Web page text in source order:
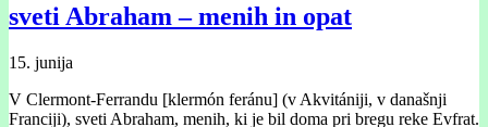
sveti Abraham – menih in opat
15. junija
V Clermont-Ferrandu [klermón feránu] (v Akvitániji, v današnji
Franciji), sveti Abraham, menih, ki je bil doma pri bregu reke Evfrat.